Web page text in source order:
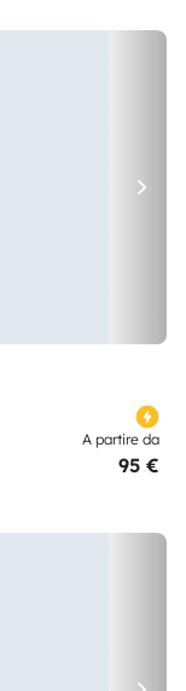
A partire da
95 €